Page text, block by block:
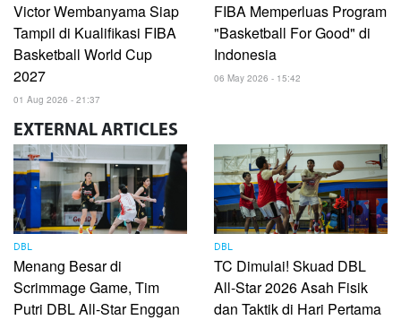
Victor Wembanyama Siap
Tampil di Kualifikasi FIBA
Basketball World Cup
2027
01 Aug 2026 - 21:37
FIBA Memperluas Program
"Basketball For Good" di
Indonesia
06 May 2026 - 15:42
EXTERNAL ARTICLES
DBL
Menang Besar di
Scrimmage Game, Tim
Putri DBL All-Star Enggan
DBL
TC Dimulai! Skuad DBL
All-Star 2026 Asah Fisik
dan Taktik di Hari Pertama